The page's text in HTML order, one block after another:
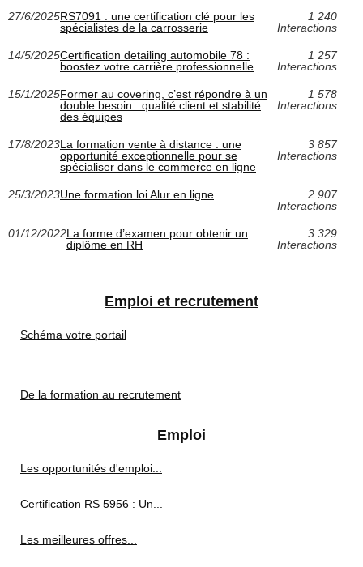
27/6/2025RS7091 : une certification clé pour les
spécialistes de la carrosserie
1 240
Interactions
14/5/2025Certification detailing automobile 78 :
boostez votre carrière professionnelle
1 257
Interactions
15/1/2025Former au covering, c’est répondre à un
double besoin : qualité client et stabilité
des équipes
1 578
Interactions
17/8/2023La formation vente à distance : une
opportunité exceptionnelle pour se
spécialiser dans le commerce en ligne
3 857
Interactions
25/3/2023Une formation loi Alur en ligne
2 907
Interactions
01/12/2022La forme d’examen pour obtenir un
diplôme en RH
3 329
Interactions
Emploi et recrutement
Schéma votre portail
De la formation au recrutement
Emploi
Les opportunités d'emploi...
Certification RS 5956 : Un...
Les meilleures offres...